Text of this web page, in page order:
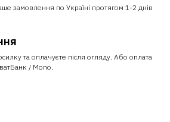
замовлення по Україні протягом 1-2 днів
та оплачуєте після огляду. Або оплата
/ Mono.